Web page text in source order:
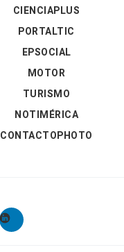
CIENCIAPLUS
PORTALTIC
EPSOCIAL
MOTOR
TURISMO
NOTIMÉRICA
CONTACTOPHOTO